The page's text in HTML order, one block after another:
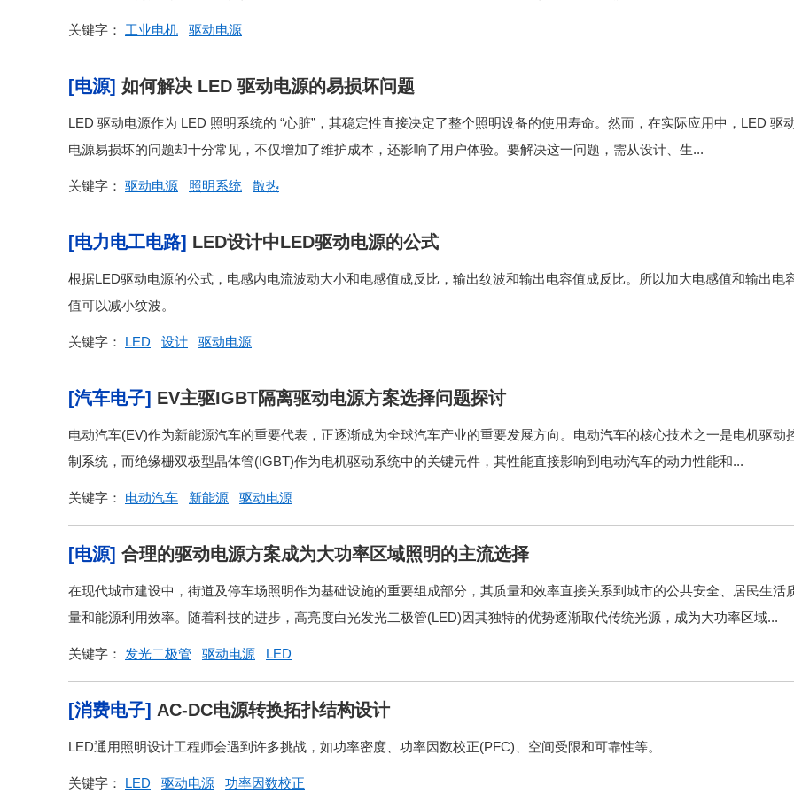
关键字： 工业电机 驱动电源
[电源] 如何解决 LED 驱动电源的易损坏问题
LED 驱动电源作为 LED 照明系统的 “心脏”，其稳定性直接决定了整个照明设备的使用寿命。然而，在实际应用中，LED 驱
电源易损坏的问题却十分常见，不仅增加了维护成本，还影响了用户体验。要解决这一问题，需从设计、生...
关键字： 驱动电源 照明系统 散热
[电力电工电路] LED设计中LED驱动电源的公式
根据LED驱动电源的公式，电感内电流波动大小和电感值成反比，输出纹波和输出电容值成反比。所以加大电感值和输出电
值可以减小纹波。
关键字： LED 设计 驱动电源
[汽车电子] EV主驱IGBT隔离驱动电源方案选择问题探讨
电动汽车(EV)作为新能源汽车的重要代表，正逐渐成为全球汽车产业的重要发展方向。电动汽车的核心技术之一是电机驱动
制系统，而绝缘栅双极型晶体管(IGBT)作为电机驱动系统中的关键元件，其性能直接影响到电动汽车的动力性能和...
关键字： 电动汽车 新能源 驱动电源
[电源] 合理的驱动电源方案成为大功率区域照明的主流选择
在现代城市建设中，街道及停车场照明作为基础设施的重要组成部分，其质量和效率直接关系到城市的公共安全、居民生活
量和能源利用效率。随着科技的进步，高亮度白光发光二极管(LED)因其独特的优势逐渐取代传统光源，成为大功率区域...
关键字： 发光二极管 驱动电源 LED
[消费电子] AC-DC电源转换拓扑结构设计
LED通用照明设计工程师会遇到许多挑战，如功率密度、功率因数校正(PFC)、空间受限和可靠性等。
关键字： LED 驱动电源 功率因数校正